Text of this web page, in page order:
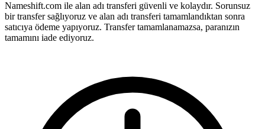
Nameshift.com ile alan adı transferi güvenli ve kolaydır. Sorunsuz
bir transfer sağlıyoruz ve alan adı transferi tamamlandıktan sonra
satıcıya ödeme yapıyoruz. Transfer tamamlanamazsa, paranızın
tamamını iade ediyoruz.